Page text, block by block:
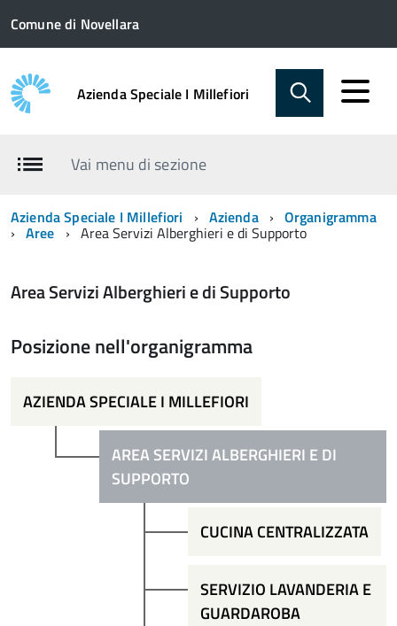
Comune di Novellara
Azienda Speciale I Millefiori
Vai menu di sezione
Azienda Speciale I Millefiori Azienda Organigramma
Aree Area Servizi Alberghieri e di Supporto
Area Servizi Alberghieri e di Supporto
Posizione nell'organigramma
AZIENDA SPECIALE I MILLEFIORI
AREA SERVIZI ALBERGHIERI E DI
SUPPORTO
CUCINA CENTRALIZZATA
SERVIZIO LAVANDERIA E
GUARDAROBA